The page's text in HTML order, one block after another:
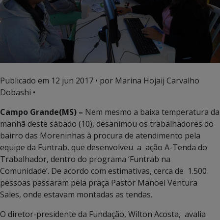
Publicado em 12 jun 2017 • por Marina Hojaij Carvalho
Dobashi •
Campo Grande(MS) – Nem mesmo a baixa temperatura da
manhã deste sábado (10), desanimou os trabalhadores do
bairro das Moreninhas à procura de atendimento pela
equipe da Funtrab, que desenvolveu a ação A-Tenda do
Trabalhador, dentro do programa ‘Funtrab na
Comunidade’. De acordo com estimativas, cerca de 1.500
pessoas passaram pela praça Pastor Manoel Ventura
Sales, onde estavam montadas as tendas.
O diretor-presidente da Fundação, Wilton Acosta, avalia